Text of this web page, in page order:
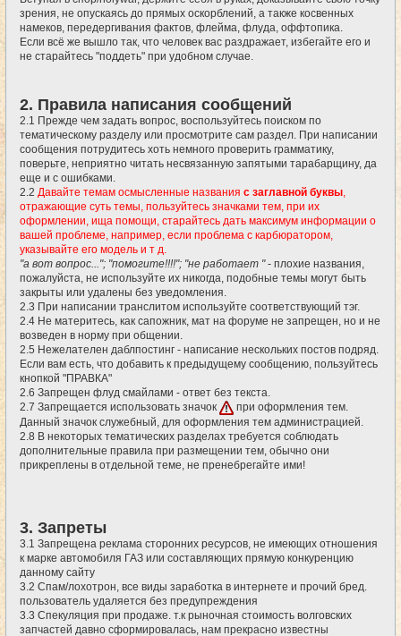
зрения, не опускаясь до прямых оскорблений, а также косвенных
намеков, передергивания фактов, флейма, флуда, оффтопика.
Если всё же вышло так, что человек вас раздражает, избегайте его и
не старайтесь "поддеть" при удобном случае.
2. Правила написания сообщений
2.1 Прежде чем задать вопрос, воспользуйтесь поиском по
тематическому разделу или просмотрите сам раздел. При написании
сообщения потрудитесь хоть немного проверить грамматику,
поверьте, неприятно читать несвязанную запятыми тарабарщину, да
еще и с ошибками.
2.2 Давайте темам осмысленные названия с заглавной буквы,
отражающие суть темы, пользуйтесь значками тем, при их
оформлении, ища помощи, старайтесь дать максимум информации о
вашей проблеме, например, если проблема с карбюратором,
указывайте его модель и т д.
"а вот вопрос..."; "помогите!!!!"; "не работает "- плохие названия,
пожалуйста, не используйте их никогда, подобные темы могут быть
закрыты или удалены без уведомления.
2.3 При написании транслитом используйте соответствующий тэг.
2.4 Не материтесь, как сапожник, мат на форуме не запрещен, но и не
возведен в норму при общении.
2.5 Нежелателен даблпостинг - написание нескольких постов подряд.
Если вам есть, что добавить к предыдущему сообщению, пользуйтесь
кнопкой "ПРАВКА"
2.6 Запрещен флуд смайлами - ответ без текста.
2.7 Запрещается использовать значок
при оформления тем.
Данный значок служебный, для оформления тем администрацией.
2.8 В некоторых тематических разделах требуется соблюдать
дополнительные правила при размещении тем, обычно они
прикреплены в отдельной теме, не пренебрегайте ими!
3. Запреты
3.1 Запрещена реклама сторонних ресурсов, не имеющих отношения
к марке автомобиля ГАЗ или составляющих прямую конкуренцию
данному сайту
3.2 Спам/лохотрон, все виды заработка в интернете и прочий бред.
пользователь удаляется без предупреждения
3.3 Спекуляция при продаже. т.к рыночная стоимость волговских
запчастей давно сформировалась, нам прекрасно известны